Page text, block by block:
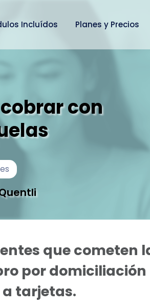
Incluídos Planes y Precios
con
que cometen
por domiciliación
tarjetas.